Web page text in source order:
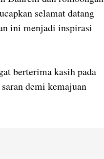
selamat datang
ini menjadi inspirasi
berterima kasih pada
demi kemajuan